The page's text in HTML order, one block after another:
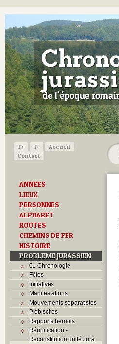
T+ T-
Accueil
Contact
ANNEES
LIEUX
PERSONNES
ALPHABET
ROUTES
CHEMINS DE FER
HISTOIRE
PROBLEME JURASSIEN
01 Chronologie
Fêtes
Initiatives
Manifestations
Mouvements séparatistes
Plébiscites
Rapports bernois
Réunification -
Reconstitution unité Jura